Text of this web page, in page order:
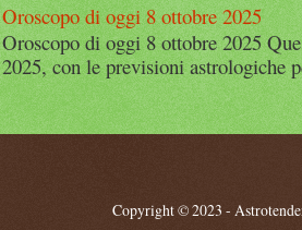
Oroscopo di oggi 8 ottobre 2025
Oroscopo di oggi 8 ottobre 2025
2025, con le previsioni astrologiche
Copyright © 2023 -